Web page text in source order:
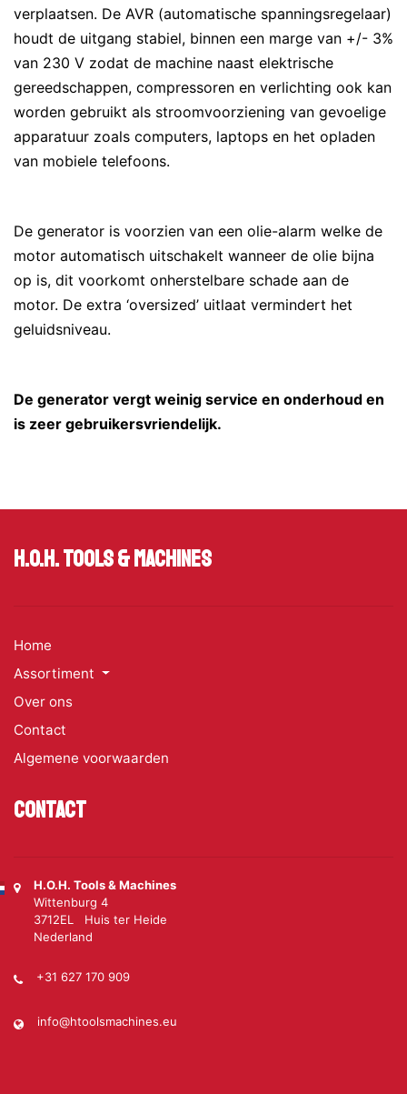
verplaatsen. De AVR (automatische spanningsregelaar)
houdt de uitgang stabiel, binnen een marge van +/- 3%
van 230 V zodat de machine naast elektrische
gereedschappen, compressoren en verlichting ook kan
worden gebruikt als stroomvoorziening van gevoelige
apparatuur zoals computers, laptops en het opladen
van mobiele telefoons.
De generator is voorzien van een olie-alarm welke de
motor automatisch uitschakelt wanneer de olie bijna
op is, dit voorkomt onherstelbare schade aan de
motor. De extra ‘oversized’ uitlaat vermindert het
geluidsniveau.
De generator vergt weinig service en onderhoud en
is zeer gebruikersvriendelijk.
H.O.H. Tools & Machines
Home
Assortiment
Over ons
Contact
Algemene voorwaarden
Contact
H.O.H. Tools & Machines
Wittenburg 4
3712EL Huis ter Heide
Nederland
+31 627 170 909
info@htoolsmachines.eu